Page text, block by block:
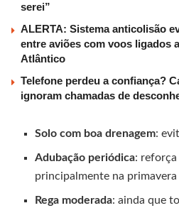
serei”
ALERTA: Sistema anticolisão
entre aviões com voos ligados
Atlântico
Telefone perdeu a confiança?
ignoram chamadas de
Solo com boa drenagem:
Adubação periódica:
principalmente na primavera
Rega moderada: ainda que